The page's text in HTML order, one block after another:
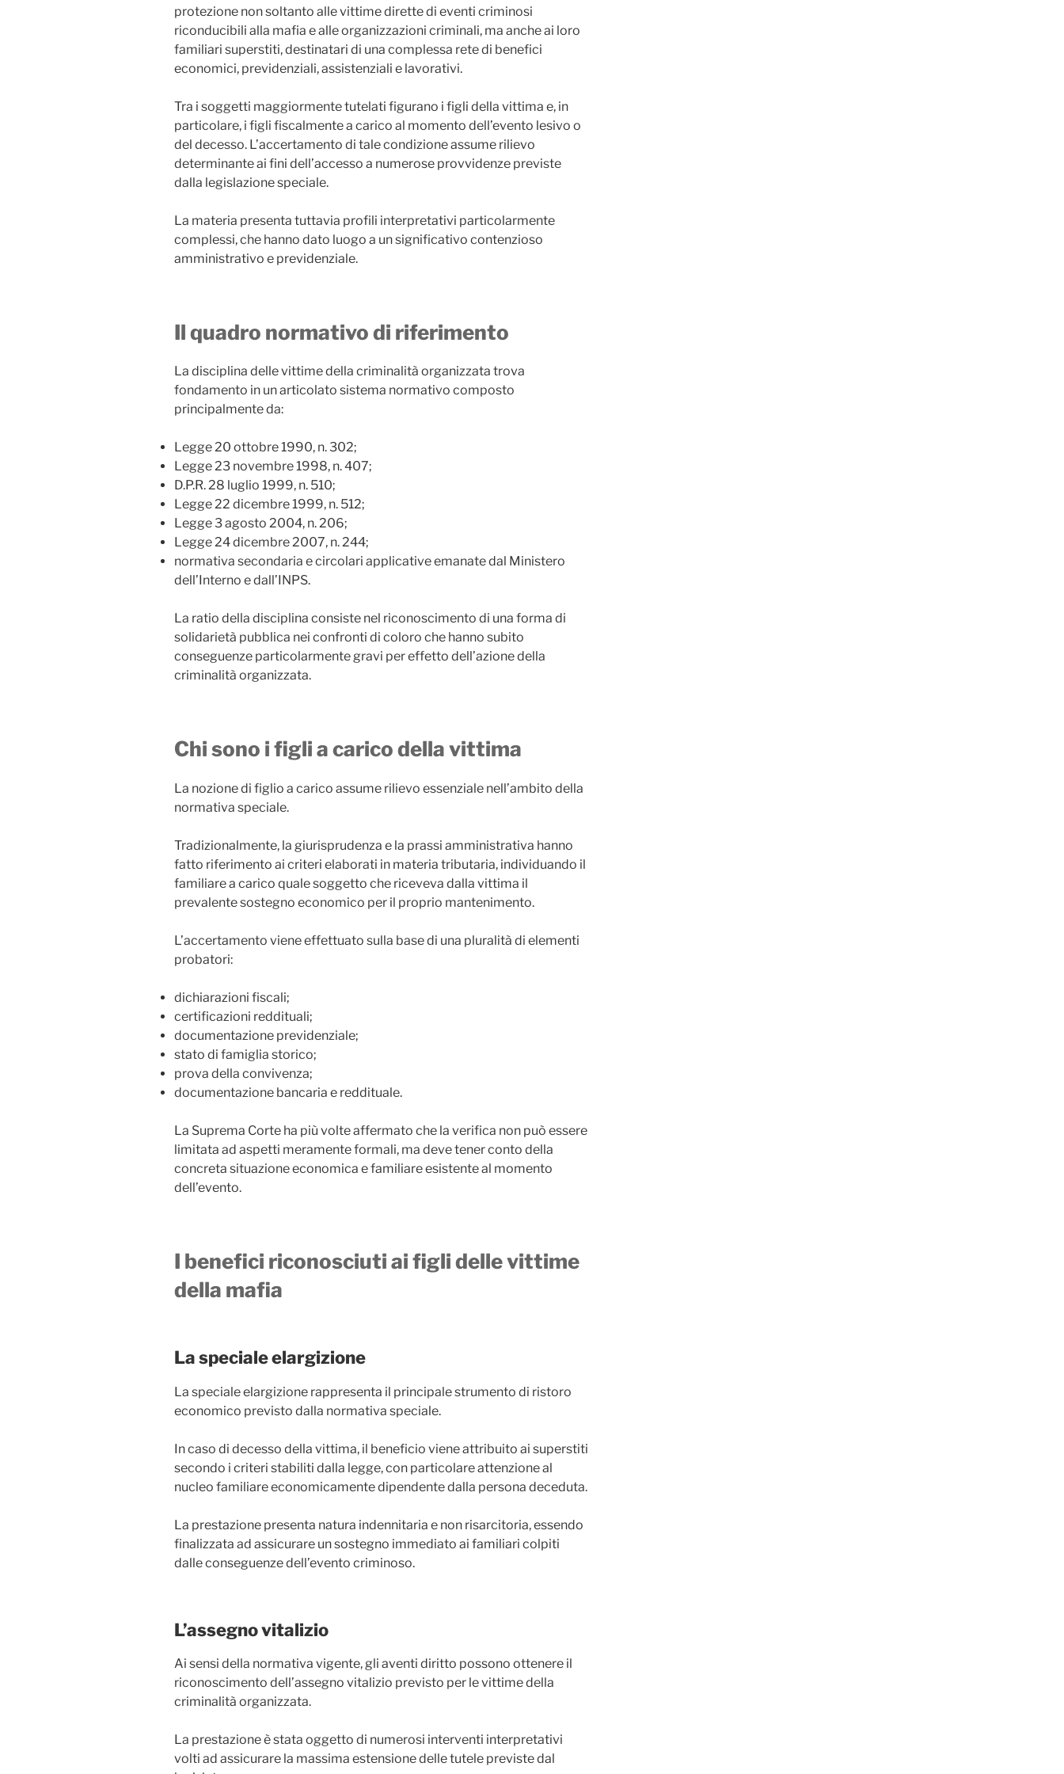
protezione non soltanto alle vittime dirette di eventi criminosi
riconducibili alla mafia e alle organizzazioni criminali, ma anche ai loro
familiari superstiti, destinatari di una complessa rete di benefici
economici, previdenziali, assistenziali e lavorativi.
Tra i soggetti maggiormente tutelati figurano i figli della vittima e, in
particolare, i figli fiscalmente a carico al momento dell’evento lesivo o
del decesso. L’accertamento di tale condizione assume rilievo
determinante ai fini dell’accesso a numerose provvidenze previste
dalla legislazione speciale.
La materia presenta tuttavia profili interpretativi particolarmente
complessi, che hanno dato luogo a un significativo contenzioso
amministrativo e previdenziale.
Il quadro normativo di riferimento
La disciplina delle vittime della criminalità organizzata trova
fondamento in un articolato sistema normativo composto
principalmente da:
Legge 20 ottobre 1990, n. 302;
Legge 23 novembre 1998, n. 407;
D.P.R. 28 luglio 1999, n. 510;
Legge 22 dicembre 1999, n. 512;
Legge 3 agosto 2004, n. 206;
Legge 24 dicembre 2007, n. 244;
normativa secondaria e circolari applicative emanate dal Ministero
dell’Interno e dall’INPS.
La ratio della disciplina consiste nel riconoscimento di una forma di
solidarietà pubblica nei confronti di coloro che hanno subito
conseguenze particolarmente gravi per effetto dell’azione della
criminalità organizzata.
Chi sono i figli a carico della vittima
La nozione di figlio a carico assume rilievo essenziale nell’ambito della
normativa speciale.
Tradizionalmente, la giurisprudenza e la prassi amministrativa hanno
fatto riferimento ai criteri elaborati in materia tributaria, individuando il
familiare a carico quale soggetto che riceveva dalla vittima il
prevalente sostegno economico per il proprio mantenimento.
L’accertamento viene effettuato sulla base di una pluralità di elementi
probatori:
dichiarazioni fiscali;
certificazioni reddituali;
documentazione previdenziale;
stato di famiglia storico;
prova della convivenza;
documentazione bancaria e reddituale.
La Suprema Corte ha più volte affermato che la verifica non può essere
limitata ad aspetti meramente formali, ma deve tener conto della
concreta situazione economica e familiare esistente al momento
dell’evento.
I benefici riconosciuti ai figli delle vittime
della mafia
La speciale elargizione
La speciale elargizione rappresenta il principale strumento di ristoro
economico previsto dalla normativa speciale.
In caso di decesso della vittima, il beneficio viene attribuito ai superstiti
secondo i criteri stabiliti dalla legge, con particolare attenzione al
nucleo familiare economicamente dipendente dalla persona deceduta.
La prestazione presenta natura indennitaria e non risarcitoria, essendo
finalizzata ad assicurare un sostegno immediato ai familiari colpiti
dalle conseguenze dell’evento criminoso.
L’assegno vitalizio
Ai sensi della normativa vigente, gli aventi diritto possono ottenere il
riconoscimento dell’assegno vitalizio previsto per le vittime della
criminalità organizzata.
La prestazione è stata oggetto di numerosi interventi interpretativi
volti ad assicurare la massima estensione delle tutele previste dal